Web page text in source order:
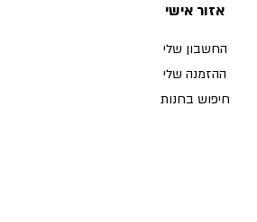
אזור אישי
החשבון שלי
ההזמנה שלי
חיפוש בחנות